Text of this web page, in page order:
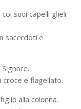
suoi capelli glieli
sacerdoti e
croce e flagellato.
alla colonna.